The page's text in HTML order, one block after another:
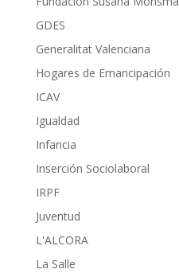
GDES
Generalitat Valenciana
Hogares de Emancipación
ICAV
Igualdad
Infancia
Inserción Sociolaboral
IRPF
Juventud
L'ALCORA
La Salle